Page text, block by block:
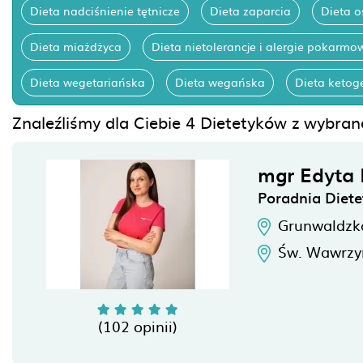
Dieta nadciśnienie tętnicze Dieta zaparcia Dieta
Dieta miażdżyca Dieta nietolerancje i alergie
Dieta wegetariańska Dieta wegańska Dieta
Znaleźliśmy dla Ciebie 4 Dietetyków z
(102 opinii)
mgr Edyta
Poradnia
Św.